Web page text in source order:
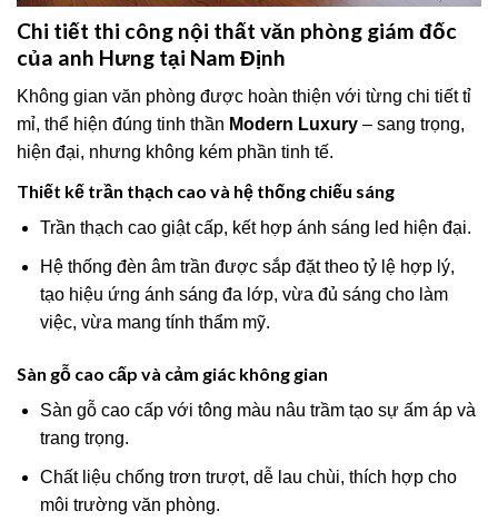
Chi tiết thi công nội thất văn phòng giám đốc
của anh Hưng tại Nam Định
Không gian văn phòng được hoàn thiện với từng chi tiết tỉ
mỉ, thể hiện đúng tinh thần Modern Luxury – sang trọng,
hiện đại, nhưng không kém phần tinh tế.
Thiết kế trần thạch cao và hệ thống chiếu sáng
Trần thạch cao giật cấp, kết hợp ánh sáng led hiện đại.
Hệ thống đèn âm trần được sắp đặt theo tỷ lệ hợp lý,
tạo hiệu ứng ánh sáng đa lớp, vừa đủ sáng cho làm
việc, vừa mang tính thẩm mỹ.
Sàn gỗ cao cấp và cảm giác không gian
Sàn gỗ cao cấp với tông màu nâu trầm tạo sự ấm áp và
trang trọng.
Chất liệu chống trơn trượt, dễ lau chùi, thích hợp cho
môi trường văn phòng.